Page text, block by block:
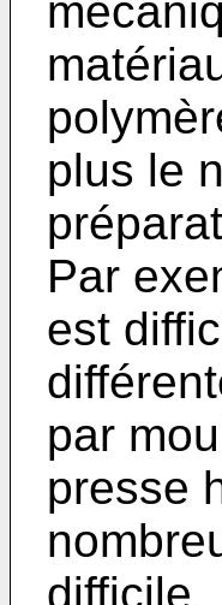
plus le
Par
est
par
presse
difficile.